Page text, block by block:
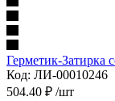
Герметик-Затирка
Код: ЛИ-00010246
504.40 ₽ /шт